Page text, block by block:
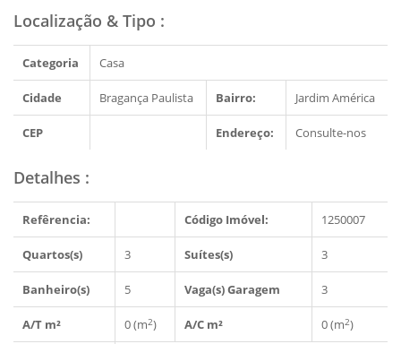
Localização & Tipo :
Categoria Casa
Cidade Bragança Paulista Bairro: Jardim América
CEP Endereço: Consulte-nos
Detalhes :
Refêrencia: Código Imóvel: 1250007
Quartos(s) 3 Suítes(s) 3
Banheiro(s) 5 Vaga(s) Garagem 3
A/T m² 0 (m2) A/C m² 0 (m2)